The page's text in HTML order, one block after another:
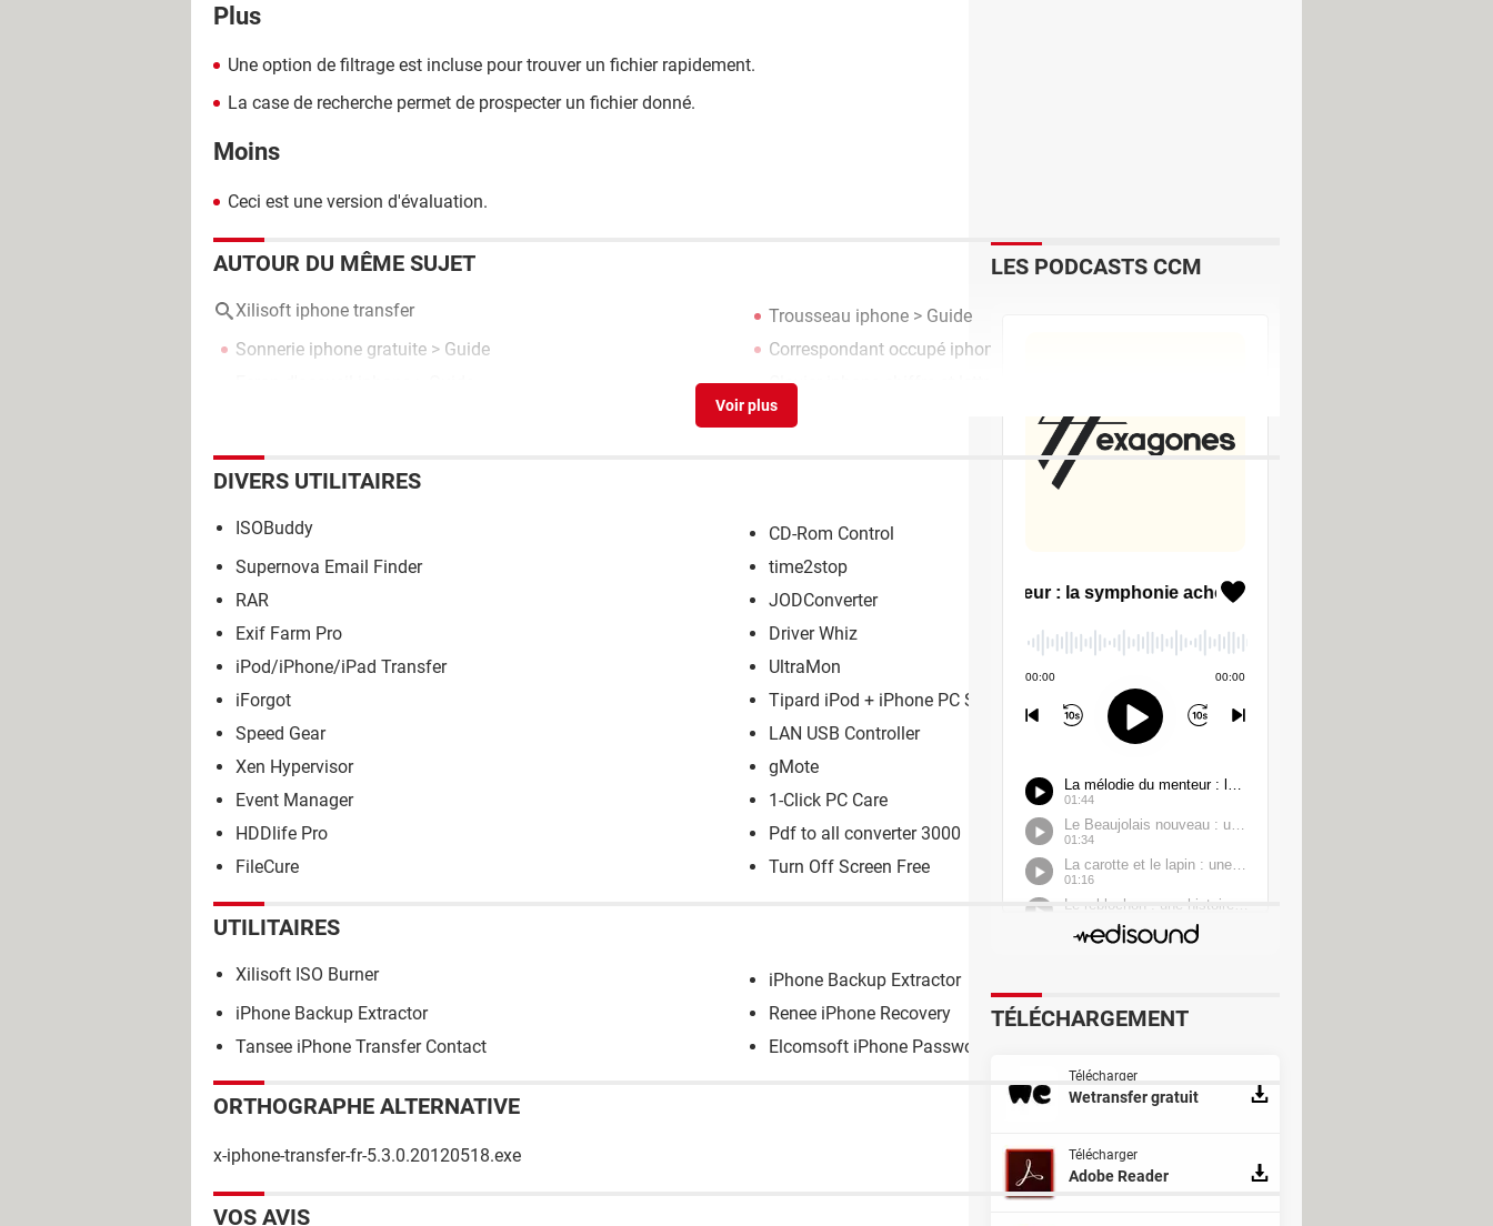
Plus
Une option de filtrage est incluse pour trouver un fichier rapidement.
La case de recherche permet de prospecter un fichier donné.
Moins
Ceci est une version d'évaluation.
AUTOUR DU MÊME SUJET
Xilisoft iphone transfer Trousseau iphone > Guide
Sonnerie iphone gratuite > Guide Correspondant occupé iphone
Clavier iphone chiffre et lettre
DIVERS UTILITAIRES
ISOBuddy
CD-Rom Control
Supernova Email Finder
time2stop
RAR
JODConverter
Exif Farm Pro
Driver Whiz
iPod/iPhone/iPad Transfer
UltraMon
iForgot
Tipard iPod + iPhone PC Suite
Speed Gear
LAN USB Controller
Xen Hypervisor
gMote
Event Manager
1-Click PC Care
HDDlife Pro
Pdf to all converter 3000
FileCure
Turn Off Screen Free
UTILITAIRES
Xilisoft ISO Burner
iPhone Backup Extractor
iPhone Backup Extractor
Renee iPhone Recovery
Tansee iPhone Transfer Contact
Elcomsoft iPhone Password Breaker
ORTHOGRAPHE ALTERNATIVE
x-iphone-transfer-fr-5.3.0.20120518.exe
VOS AVIS
LES PODCASTS CCM
TÉLÉCHARGEMENT
Télécharger
Wetransfer gratuit
Télécharger
Adobe Reader